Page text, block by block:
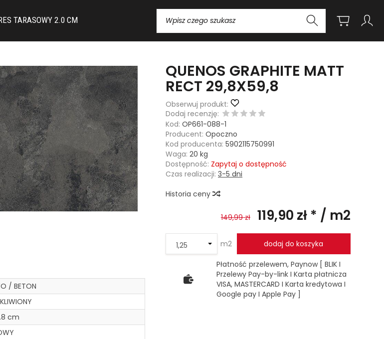
TARASOWY 2.0 CM
QUENOS GRAPHITE MATT
RECT 29,8X59,8
Obserwuj produkt:
Dodaj recenzję:
Kod: OP661-088-1
Producent: Opoczno
Kod producenta: 5902115750991
Waga: 20 kg
Dostępność: Zapytaj o dostępność
Czas realizacji: 3-5 dni
Historia ceny
149,99 zł 119,90 zł * / m2
m2 dodaj do koszyka
Płatność przelewem, Paynow [ BLIK I
Przelewy Pay-by-link I Karta płatnicza
VISA, MASTERCARD I Karta kredytowa I
Google pay I Apple Pay ]
/ BETON
cm